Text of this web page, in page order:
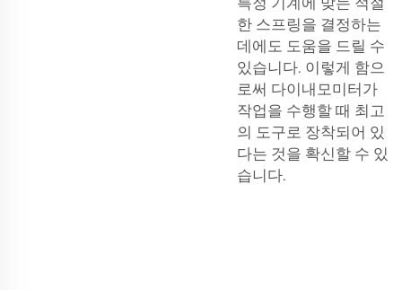
한 스프링을 결정하는
데에도 도움을 드릴 수
있습니다. 이렇게 함으
로써 다이내모미터가
작업을 수행할 때 최고
의 도구로 장착되어 있
다는 것을 확신할 수 있
습니다.